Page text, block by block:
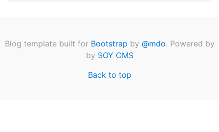
Blog template built for Bootstrap by @mdo. Powered by
by SOY CMS
Back to top